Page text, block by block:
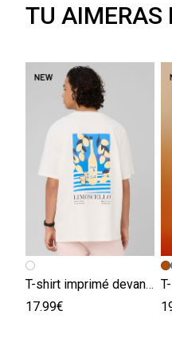
TU AIMERAS
T-shirt imprimé devant / dos
17.99€